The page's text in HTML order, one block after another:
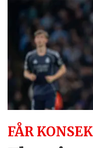
FÅR